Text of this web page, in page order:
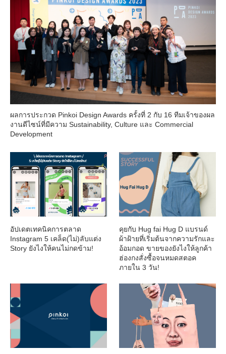
ผลการประกวด Pinkoi Design Awards ครั้งที่ 2 กับ 16 ทีมเจ้าของผล
งานดีไซน์ที่มีความ Sustainability, Culture และ Commercial
Development
อัปเดตเทคนิคการตลาด
Instagram 5 เคล็ด(ไม่)ลับแต่ง
Story ยังไงให้คนไม่กดข้าม!
คุยกับ Hug fai Hug D แบรนด์
ผ้าฝ้ายที่เริ่มต้นจากความรักและ
อ้อมกอด ขายของยังไงให้ลูกค้า
ฮ่องกงสั่งซื้อจนหมดสตอค
ภายใน 3 วัน!